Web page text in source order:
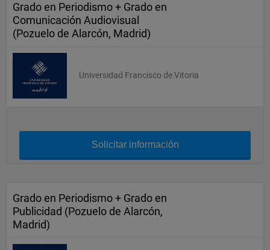
Grado en Periodismo + Grado en
Comunicación Audiovisual
(Pozuelo de Alarcón, Madrid)
Universidad Francisco de Vitoria
Solicitar información
Grado en Periodismo + Grado en
Publicidad (Pozuelo de Alarcón,
Madrid)